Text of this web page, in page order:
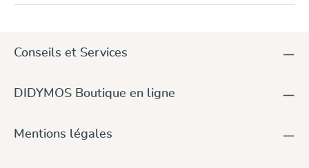
Conseils et Services
DIDYMOS Boutique en ligne
Mentions légales